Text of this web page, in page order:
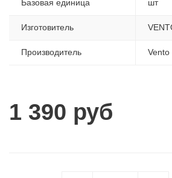
Базовая единица шт
Изготовитель
Производитель Vento
1 390 руб